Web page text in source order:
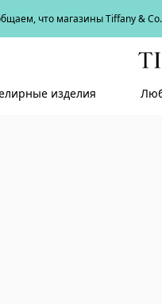
что магазины Tiffany &
изделия